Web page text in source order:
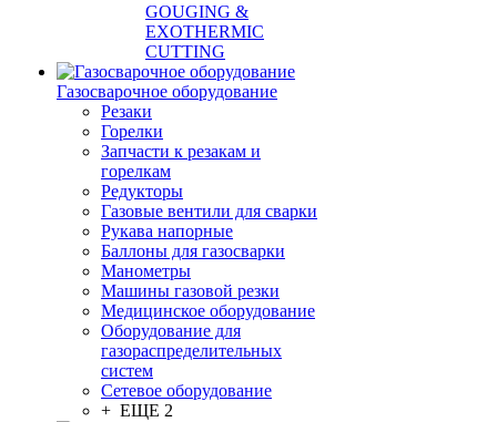
GOUGING &
EXOTHERMIC
CUTTING
Газосварочное оборудование
Резаки
Горелки
Запчасти к резакам и
горелкам
Редукторы
Газовые вентили для сварки
Рукава напорные
Баллоны для газосварки
Манометры
Машины газовой резки
Медицинское оборудование
Оборудование для
газораспределительных
систем
Сетевое оборудование
+ ЕЩЕ 2